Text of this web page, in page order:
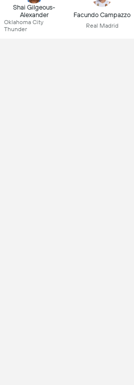
Shai Gilgeous-
Alexander
Oklahoma City
Thunder
Facundo Campazzo
Real Madrid